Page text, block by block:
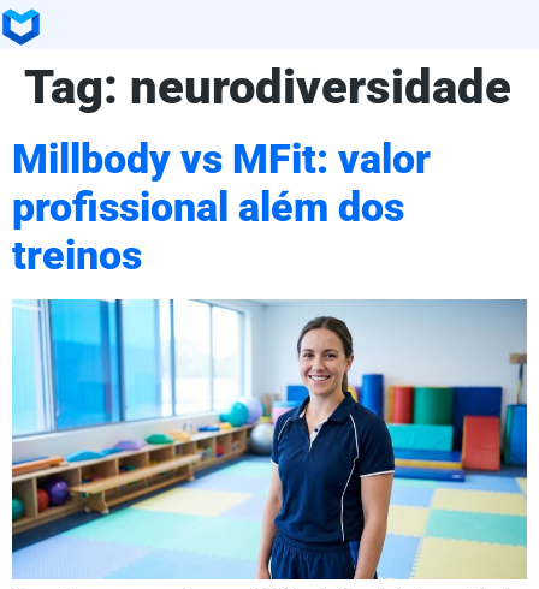
Tag: neurodiversidade
Millbody vs MFit: valor
profissional além dos
treinos